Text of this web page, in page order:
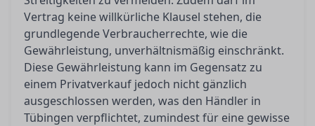
Vertrag keine willkürliche Klausel stehen, die
grundlegende Verbraucherrechte, wie die
Gewährleistung, unverhältnismäßig einschränkt.
Diese Gewährleistung kann im Gegensatz zu
einem Privatverkauf jedoch nicht gänzlich
ausgeschlossen werden, was den Händler in
Tübingen verpflichtet, zumindest für eine gewisse